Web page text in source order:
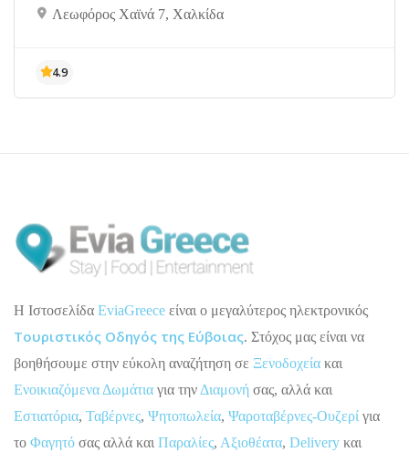
Λεωφόρος Χαϊνά 7, Χαλκίδα
H Ιστοσελίδα EviaGreece είναι ο μεγαλύτερος ηλεκτρονικός
Τουριστικός Οδηγός της Εύβοιας. Στόχος μας είναι να
βοηθήσουμε στην εύκολη αναζήτηση σε Ξενοδοχεία και
Ενοικιαζόμενα Δωμάτια για την Διαμονή σας, αλλά και
Εστιατόρια, Ταβέρνες, Ψητοπωλεία, Ψαροταβέρνες-Ουζερί για
το Φαγητό σας αλλά και Παραλίες, Αξιοθέατα, Delivery και